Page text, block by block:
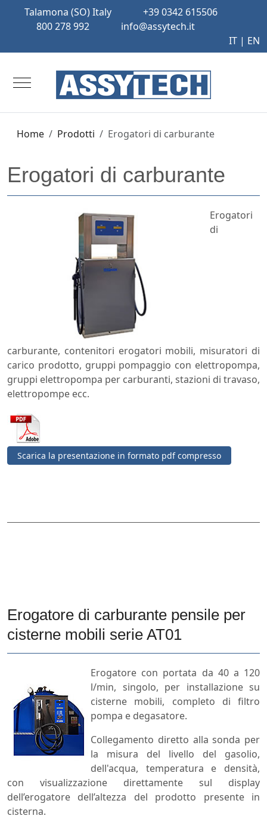
Talamona (SO) Italy
+39 0342 615506
800 278 992
info@assytech.it
IT | EN
Mobile Menu Toggle
Home Prodotti Erogatori di carburante
Erogatori di carburante
Erogatori
di
carburante, contenitori erogatori mobili, misuratori di
carico prodotto, gruppi pompaggio con elettropompa,
gruppi elettropompa per carburanti, stazioni di travaso,
elettropompe ecc.
Scarica la presentazione in formato pdf compresso
Erogatore di carburante pensile per
cisterne mobili serie AT01
Erogatore con portata da 40 a 120
l/min, singolo, per installazione su
cisterne mobili, completo di filtro
pompa e degasatore.
Collegamento diretto alla sonda per
la misura del livello del gasolio,
dell'acqua, temperatura e densità,
con visualizzazione direttamente sul display
dell’erogatore dell’altezza del prodotto presente in
cisterna.